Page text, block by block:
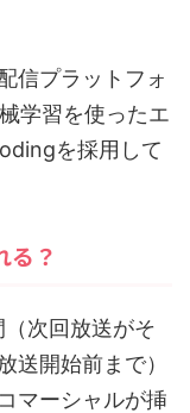
信プラットフォ
学習を使ったエ
を採用して
る？
次回放送がそ
送開始前まで）
マーシャルが挿